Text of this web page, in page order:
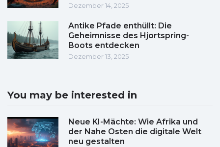
Dezember 14, 2025
Antike Pfade enthüllt: Die
Geheimnisse des Hjortspring-
Boots entdecken
Dezember 13, 2025
You may be interested in
Neue KI-Mächte: Wie Afrika und
der Nahe Osten die digitale Welt
neu gestalten